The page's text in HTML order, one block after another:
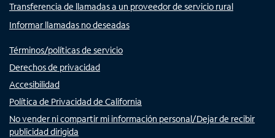
Transferencia de llamadas a un proveedor de servicio rural
Informar llamadas no deseadas
Términos/políticas de servicio
Derechos de privacidad
Accesibilidad
Política de Privacidad de California
No vender ni compartir mi información personal/Dejar de recibir
publicidad dirigida